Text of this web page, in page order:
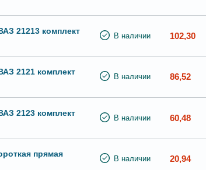
21213 комплект
В наличии 102,30
2121 комплект
В наличии 86,52
2123 комплект
В наличии 60,48
прямая
В наличии 20,94